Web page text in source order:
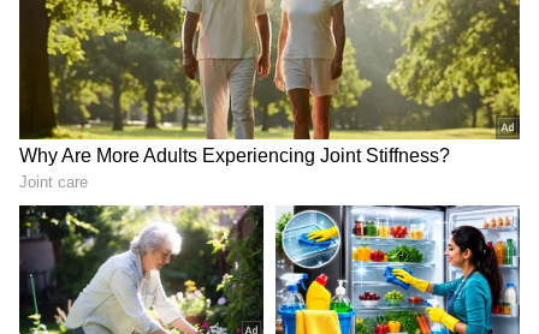
Image Credit :Getty
ವಾಸನೆ ಬರುತ್ತದೆ
ಹೆಚ್ಚು ಫ್ಯಾಬ್ರಿಕ್ ಸಾಫ್ಟ್‌ನರ್ ಬಳಸಿದರೆ ಟವೆಲ್ ಹಾಳಾಗುತ್ತದೆ,
ಆದ್ದರಿಂದ ಅದನ್ನು ಕಡಿಮೆ ಬಳಸಿ. ಹೋಟೆಲ್‌ಗಳಲ್ಲಿ
ಬಳಸುವಂತೆ ಡ್ರೈಯರ್ ಬಾಲ್‌ಗಳನ್ನು ಬಳಸಿದರೆ, ಟವೆಲ್‌ಗಳು
ಮೃದುವಾಗಿರುತ್ತವೆ. ಒದ್ದೆಯಾದ ಟವೆಲ್‌ಗಳನ್ನು ಸರಿಯಾಗಿ